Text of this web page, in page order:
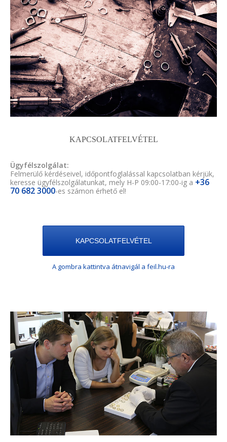
KAPCSOLATFELVÉTEL
Ügyfélszolgálat:
Felmerülő kérdéseivel, időpontfoglalással kapcsolatban kérjük,
keresse ügyfélszolgálatunkat, mely H-P 09:00-17:00-ig a +36
70 682 3000-es számon érhető el!
KAPCSOLATFELVÉTEL
A gombra kattintva átnavigál a feil.hu-ra